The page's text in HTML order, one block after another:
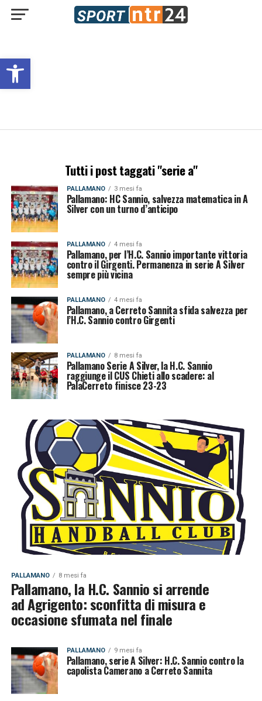
Open toolbar
Tutti i post taggati "serie a"
PALLAMANO 3 mesi fa
Pallamano: HC Sannio, salvezza matematica in A
Silver con un turno d’anticipo
PALLAMANO 4 mesi fa
Pallamano, per l’H.C. Sannio importante vittoria
contro il Girgenti. Permanenza in serie A Silver
sempre più vicina
PALLAMANO 4 mesi fa
Pallamano, a Cerreto Sannita sfida salvezza per
l’H.C. Sannio contro Girgenti
PALLAMANO 8 mesi fa
Pallamano Serie A Silver, la H.C. Sannio
raggiunge il CUS Chieti allo scadere: al
PalaCerreto finisce 23-23
PALLAMANO 8 mesi fa
Pallamano, la H.C. Sannio si arrende
ad Agrigento: sconfitta di misura e
occasione sfumata nel finale
PALLAMANO 9 mesi fa
Pallamano, serie A Silver: H.C. Sannio contro la
capolista Camerano a Cerreto Sannita